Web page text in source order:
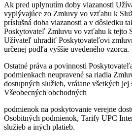
Ak pred uplynutím doby viazanosti
vyplývajúce zo Zmluvy vo vzťahu k
príslušná doba viazanosti a v dôsledku
Poskytovateľ Zmluvu vo vzťahu k tejto
Užívateľ uhradiť Poskytovateľovi
určenej podľa vyššie uvedeného vzorca.
Ostatné práva a povinnosti
podmienkach neupravené sa riadia
dostupných služieb, vrátane všetkých jej
Všeobecných obchodných
podmienok na poskytovanie verejne
Osobitných podmienok, Tarify UPC
služieb a iných platieb.